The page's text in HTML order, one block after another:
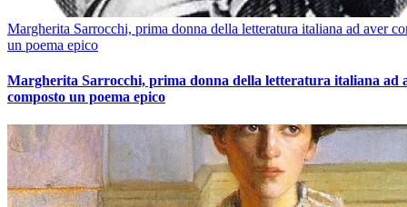
Margherita Sarrocchi, prima donna della letteratura italiana ad aver
un poema epico
Margherita Sarrocchi, prima donna della letteratura italiana ad
composto un poema epico